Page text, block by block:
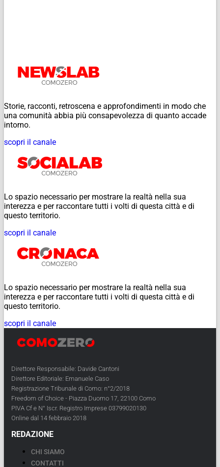
Storie, racconti, retroscena e approfondimenti in modo che
una comunità abbia più consapevolezza di quanto accade
intorno.
scopri il canale
Lo spazio necessario per mostrare la realtà nella sua
interezza e per raccontare tutti i volti di questa città e di
questo territorio.
scopri il canale
Lo spazio necessario per mostrare la realtà nella sua
interezza e per raccontare tutti i volti di questa città e di
questo territorio.
scopri il canale
Direttore Responsabile: Davide Cantoni
Direttore Editoriale: Emanuele Caso
Registrazione Tribunale di Como: n°2/2018
Freedom of Choice - Piazza Duomo 17, 22100 Como
PIVA Cf e N° Iscr. Registro Imprese 03799020130
Online dal 14 febbraio 2018
REDAZIONE
CHI SIAMO
CONTATTI